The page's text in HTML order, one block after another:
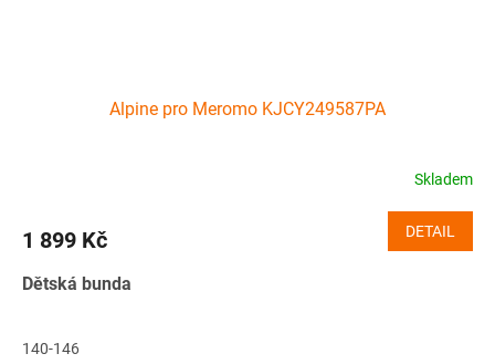
Alpine pro Meromo KJCY249587PA
Skladem
1 899 Kč DETAIL
Dětská bunda
140-146